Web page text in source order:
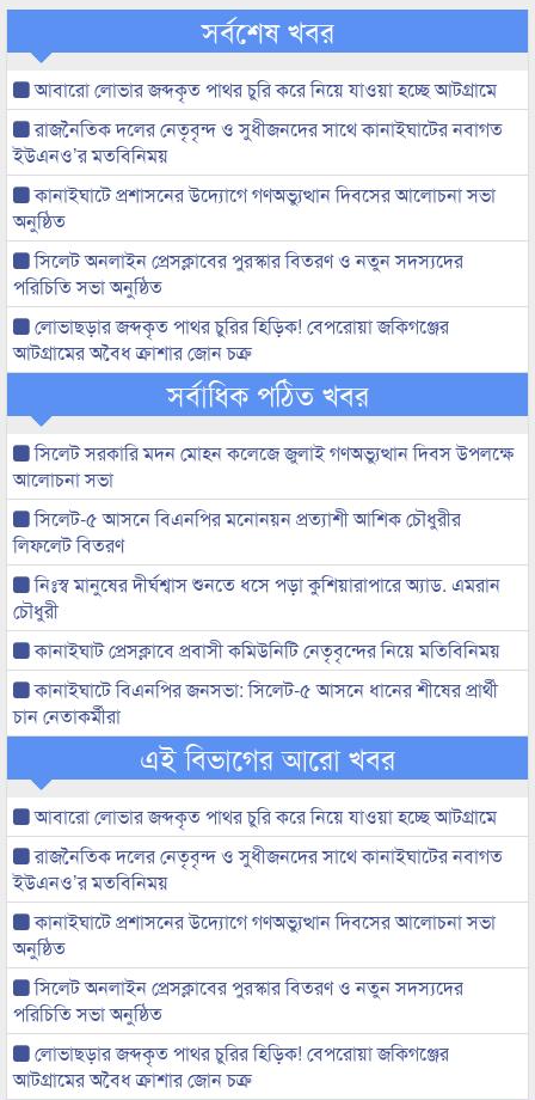
সর্বশেষ খবর
আবারো লোভার জব্দকৃত পাথর চুরি করে নিয়ে যাওয়া হচ্ছে আটগ্রামে
রাজনৈতিক দলের নেতৃবৃন্দ ও সুধীজনদের সাথে কানাইঘাটের নবাগত
ইউএনও’র মতবিনিময়
কানাইঘাটে প্রশাসনের উদ্যোগে গণঅভ্যুত্থান দিবসের আলোচনা সভা
অনুষ্ঠিত
সিলেট অনলাইন প্রেসক্লাবের পুরস্কার বিতরণ ও নতুন সদস্যদের
পরিচিতি সভা অনুষ্ঠিত
লোভাছড়ার জব্দকৃত পাথর চুরির হিড়িক! বেপরোয়া জকিগঞ্জের
আটগ্রামের অবৈধ ক্রাশার জোন চক্র
সর্বাধিক পঠিত খবর
সিলেট সরকারি মদন মোহন কলেজে জুলাই গণঅভ্যুত্থান দিবস উপলক্ষে
আলোচনা সভা
সিলেট-৫ আসনে বিএনপির মনোনয়ন প্রত্যাশী আশিক চৌধুরীর
লিফলেট বিতরণ
নিঃস্ব মানুষের দীর্ঘশ্বাস শুনতে ধসে পড়া কুশিয়ারাপারে অ্যাড. এমরান
চৌধুরী
কানাইঘাট প্রেসক্লাবে প্রবাসী কমিউনিটি নেতৃবৃন্দের নিয়ে মতিবিনিময়
কানাইঘাটে বিএনপির জনসভা: সিলেট-৫ আসনে ধানের শীষের প্রার্থী
চান নেতাকর্মীরা
এই বিভাগের আরো খবর
আবারো লোভার জব্দকৃত পাথর চুরি করে নিয়ে যাওয়া হচ্ছে আটগ্রামে
রাজনৈতিক দলের নেতৃবৃন্দ ও সুধীজনদের সাথে কানাইঘাটের নবাগত
ইউএনও’র মতবিনিময়
কানাইঘাটে প্রশাসনের উদ্যোগে গণঅভ্যুত্থান দিবসের আলোচনা সভা
অনুষ্ঠিত
সিলেট অনলাইন প্রেসক্লাবের পুরস্কার বিতরণ ও নতুন সদস্যদের
পরিচিতি সভা অনুষ্ঠিত
লোভাছড়ার জব্দকৃত পাথর চুরির হিড়িক! বেপরোয়া জকিগঞ্জের
আটগ্রামের অবৈধ ক্রাশার জোন চক্র